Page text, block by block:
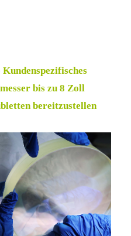
bis zu 8 Zoll
bereitzustellen